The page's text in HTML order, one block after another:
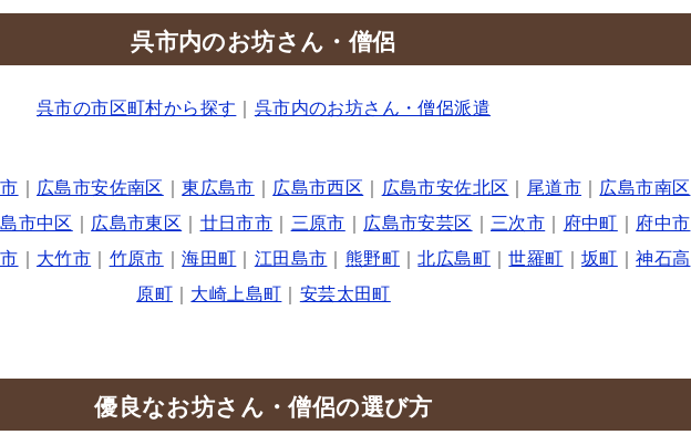
呉市内のお坊さん・僧侶
呉市の市区町村から探す 呉市内のお坊さん・僧侶派遣
広島市安佐南区 ｜東広島市 広島市西区 広島市安佐北区 尾道市
広島市南区
市中区 広島市東区 廿日市市 三原市 広島市安芸区 三次市 府中町
府中市
大竹市 竹原市 ｜海田町 江田島市 熊野町 ｜北広島町 ｜世羅町 ｜坂町 ｜神石高
原町
大崎上島町 安芸太田町
優良なお坊さん・僧侶の選び方